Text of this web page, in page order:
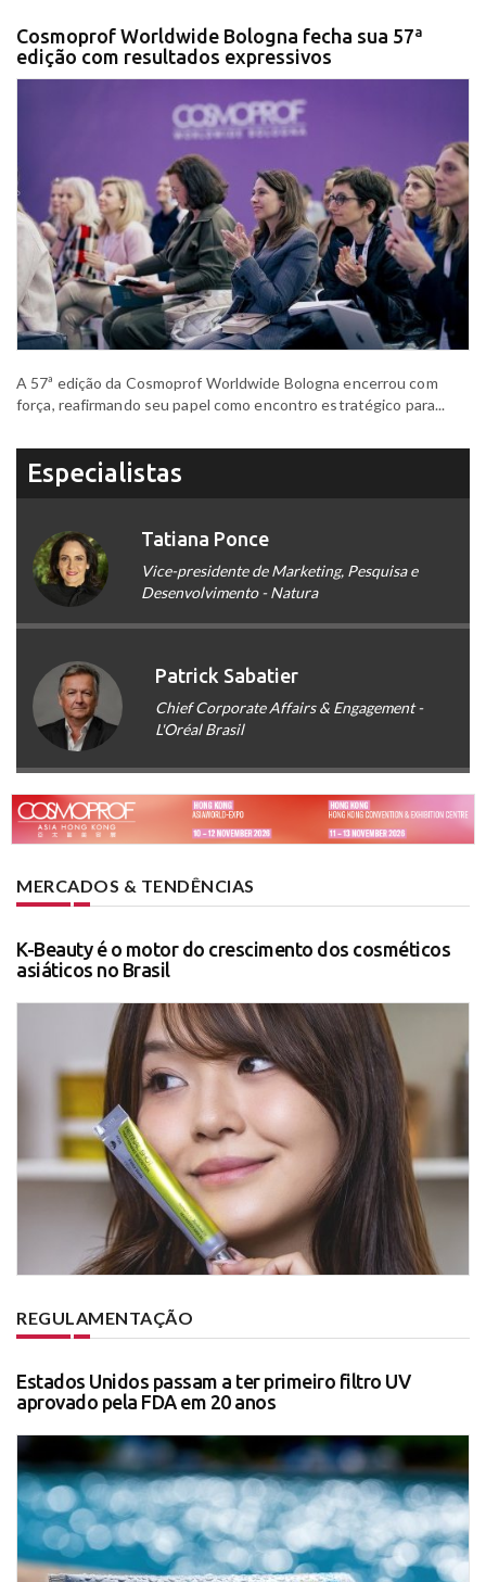
Cosmoprof Worldwide Bologna fecha sua 57ª
edição com resultados expressivos
A 57ª edição da Cosmoprof Worldwide Bologna encerrou com
força, reafirmando seu papel como encontro estratégico para...
Especialistas
Tatiana Ponce
Vice-presidente de Marketing, Pesquisa e
Desenvolvimento - Natura
Patrick Sabatier
Chief Corporate Affairs & Engagement -
L'Oréal Brasil
MERCADOS & TENDÊNCIAS
K-Beauty é o motor do crescimento dos cosméticos
asiáticos no Brasil
REGULAMENTAÇÃO
Estados Unidos passam a ter primeiro filtro UV
aprovado pela FDA em 20 anos